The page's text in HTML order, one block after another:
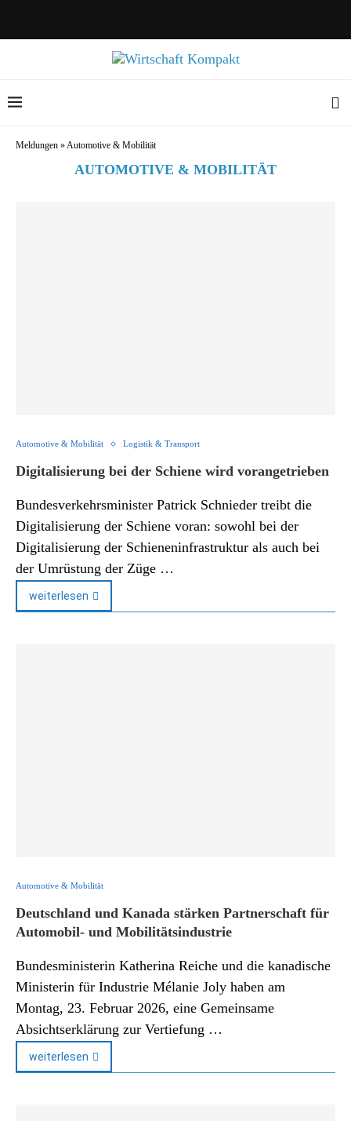
Meldungen »Automotive & Mobilität
AUTOMOTIVE & MOBILITÄT
Automotive & Mobilität Logistik & Transport
Digitalisierung bei der Schiene wird vorangetrieben
Bundesverkehrsminister Patrick Schnieder treibt die
Digitalisierung der Schiene voran: sowohl bei der
Digitalisierung der Schieneninfrastruktur als auch bei
der Umrüstung der Züge …
weiterlesen
Automotive & Mobilität
Deutschland und Kanada stärken Partnerschaft für
Automobil- und Mobilitätsindustrie
Bundesministerin Katherina Reiche und die kanadische
Ministerin für Industrie Mélanie Joly haben am
Montag, 23. Februar 2026, eine Gemeinsame
Absichtserklärung zur Vertiefung …
weiterlesen